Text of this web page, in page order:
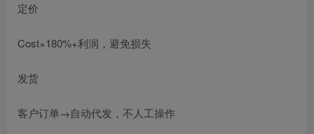
定价
Cost×180%+利润，避免损失
发货
客户订单→自动代发，不人工操作